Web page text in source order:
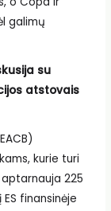
galimų
su
atstovais
kurie turi
225
finansinėje